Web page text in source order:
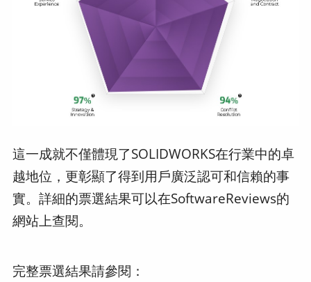
這一成就不僅體現了SOLIDWORKS在行業中的卓
越地位，更彰顯了得到用戶廣泛認可和信賴的事
實。詳細的票選結果可以在SoftwareReviews的
網站上查閱。
完整票選結果請參閱：